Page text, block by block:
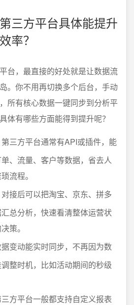
三方平台具体能提升
率？
台，最直接的好处就是让数据流
。你不用再切换多个后台，手动
所有核心数据一键同步到分析平
体有哪些方面能得到提升呢？
第三方平台通常有API或插件，能
、流量、客户等数据，省去人
流程。
对接后可以把淘宝、京东、拼多
总分析，快速看清整体运营状
策。
变动能实时同步，不再因为数
整时机，比如活动期间的秒级
方平台一般都支持自定义报表